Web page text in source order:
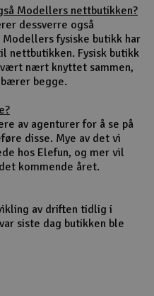
Modellers nettbutikken?
dessverre også
fysiske butikk har
nettbutikken. Fysisk butikk
nært knyttet sammen,
begge.
av agenturer for å se på
disse. Mye av det vi
hos Elefun, og mer vil
kommende året.
av driften tidlig i
siste dag butikken ble